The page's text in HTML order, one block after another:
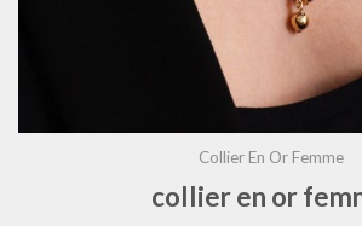
Collier En Or Femme
collier en or